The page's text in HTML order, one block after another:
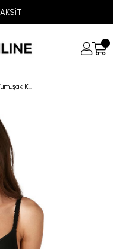
Kom Kadın Siyah Amour Dantelli Yumuşak Kaplı Sütyen